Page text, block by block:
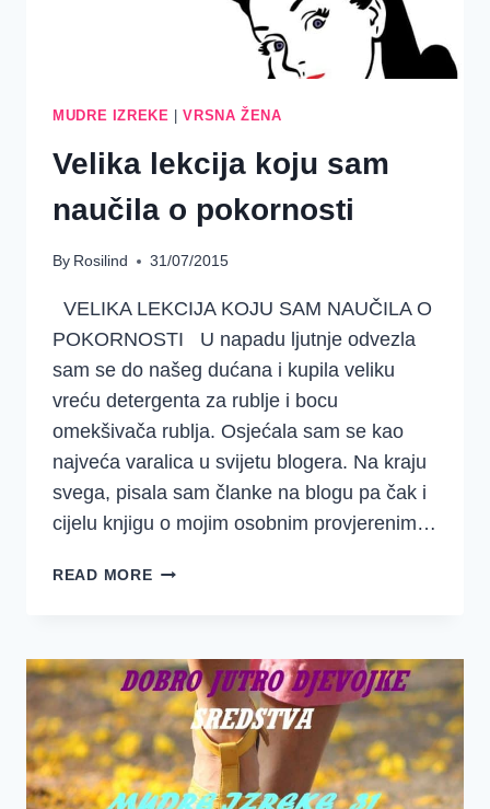
MUDRE IZREKE |VRSNA ŽENA
Velika lekcija koju sam
naučila o pokornosti
By Rosilind 31/07/2015
VELIKA LEKCIJA KOJU SAM NAUČILA O
POKORNOSTI U napadu ljutnje odvezla
sam se do našeg dućana i kupila veliku
vreću detergenta za rublje i bocu
omekšivača rublja. Osjećala sam se kao
najveća varalica u svijetu blogera. Na kraju
svega, pisala sam članke na blogu pa čak i
cijelu knjigu o mojim osobnim provjerenim…
READ MOREVELIKA
NAUČILA
O
POKORNOSTI